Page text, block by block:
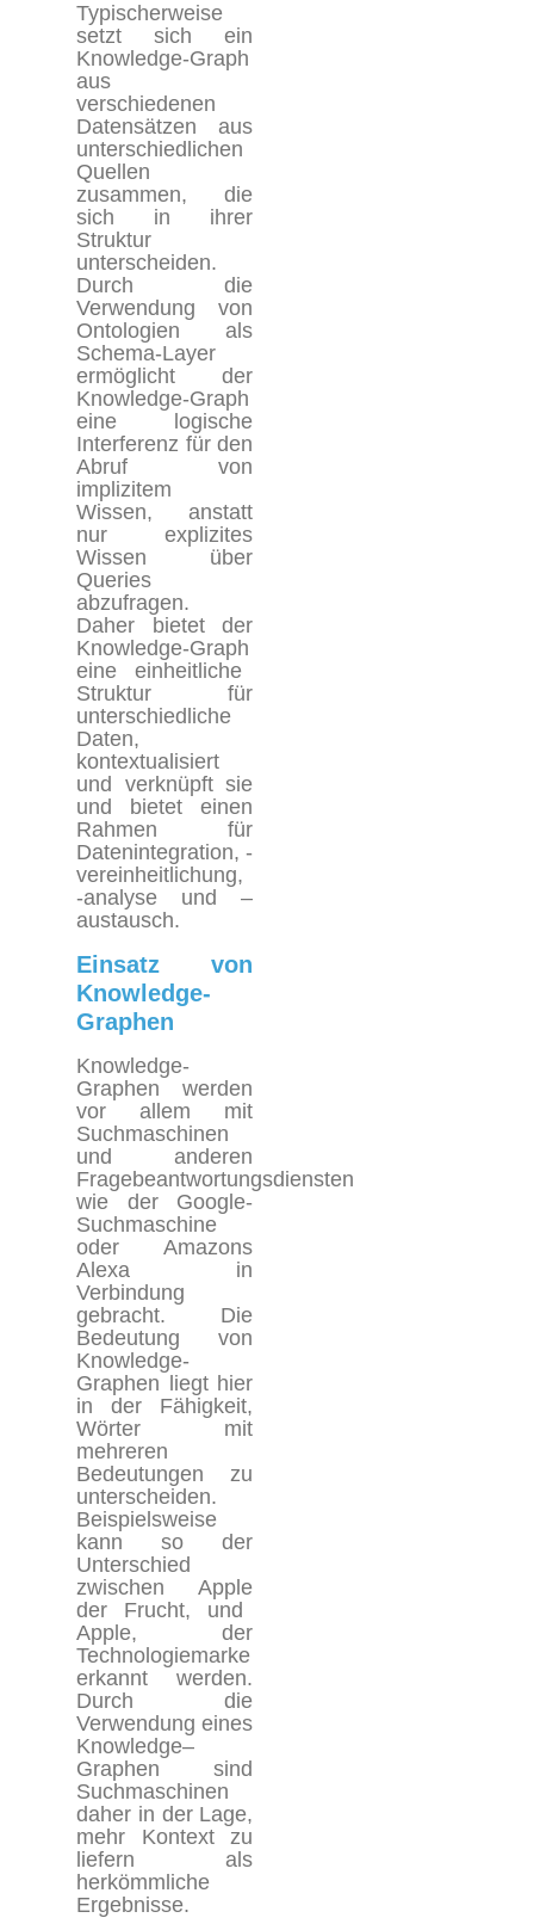
Typischerweise
setzt sich ein
Knowledge-Graph
aus
verschiedenen
Datensätzen aus
unterschiedlichen
Quellen
zusammen, die
sich in ihrer
Struktur
unterscheiden.
Durch die
Verwendung von
Ontologien als
Schema-Layer
ermöglicht der
Knowledge-Graph
eine logische
Interferenz für den
Abruf von
implizitem
Wissen, anstatt
nur explizites
Wissen über
Queries
abzufragen.
Daher bietet der
Knowledge-Graph
eine einheitliche
Struktur für
unterschiedliche
Daten,
kontextualisiert
und verknüpft sie
und bietet einen
Rahmen für
Datenintegration, -
vereinheitlichung,
-analyse und –
austausch.
Einsatz von
Knowledge-
Graphen
Knowledge-
Graphen werden
vor allem mit
Suchmaschinen
und anderen
Fragebeantwortungsdiensten
wie der Google-
Suchmaschine
oder Amazons
Alexa in
Verbindung
gebracht. Die
Bedeutung von
Knowledge-
Graphen liegt hier
in der Fähigkeit,
Wörter mit
mehreren
Bedeutungen zu
unterscheiden.
Beispielsweise
kann so
der
Unterschied
zwischenApple
der Frucht, und
Apple, der
Technologiemarke
erkannt werden.
Durch die
Verwendung eines
Knowledge–
Graphen sind
Suchmaschinen
daher in der Lage,
mehr Kontext zu
liefern als
herkömmliche
Ergebnisse.